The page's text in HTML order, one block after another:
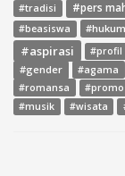
#tradisi #pers
#beasiswa #hukum
#aspirasi #profil
#gender
#agama
#romansa
#musik
#wisata